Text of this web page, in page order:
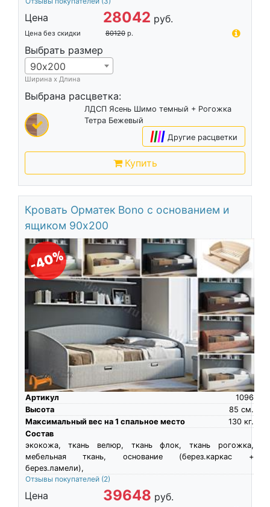
Цена 28042 руб.
Цена без скидки 80120 р.
Выбрать размер
90х200
Ширина х Длина
Выбрана расцветка:
ЛДСП Ясень Шимо темный + Рогожка
Тетра Бежевый
|||| Другие расцветки
Купить
Кровать Орматек Bono с основанием и
ящиком 90х200
-40%
Артикул
1096
Высота
см.
85
Максимальный вес на 1 спальное место
кг.
130
Состав
экокожа, ткань велюр, ткань флок, ткань рогожка,
мебельная ткань, основание (берез.каркас +
берез.ламели),
Отзывы покупателей (2)
Цена 39648 руб.